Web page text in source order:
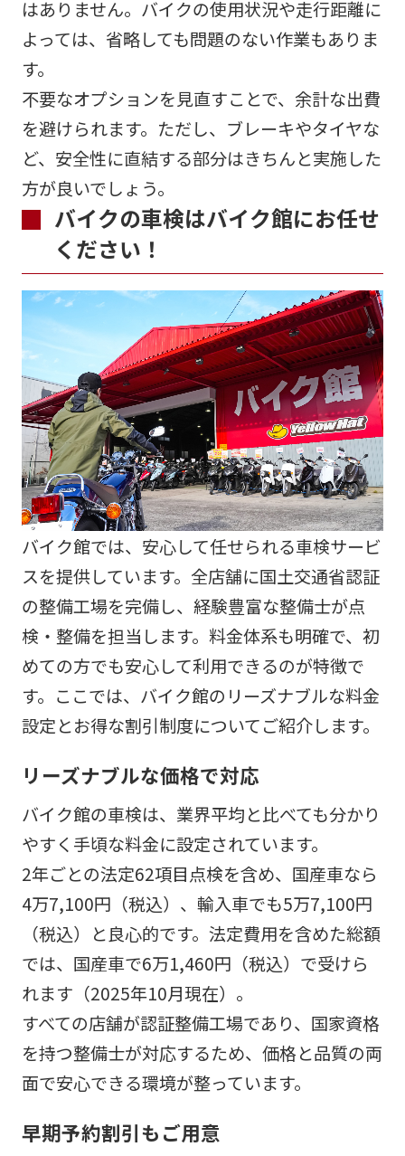
はありません。バイクの使用状況や走行距離に
よっては、省略しても問題のない作業もありま
す。
不要なオプションを見直すことで、余計な出費
を避けられます。ただし、ブレーキやタイヤな
ど、安全性に直結する部分はきちんと実施した
方が良いでしょう。
バイクの車検はバイク館にお任せ
ください！
バイク館では、安心して任せられる車検サービ
スを提供しています。全店舗に国土交通省認証
の整備工場を完備し、経験豊富な整備士が点
検・整備を担当します。料金体系も明確で、初
めての方でも安心して利用できるのが特徴で
す。ここでは、バイク館のリーズナブルな料金
設定とお得な割引制度についてご紹介します。
リーズナブルな価格で対応
バイク館の車検は、業界平均と比べても分かり
やすく手頃な料金に設定されています。
2年ごとの法定62項目点検を含め、国産車なら
4万7,100円（税込）、輸入車でも5万7,100円
（税込）と良心的です。法定費用を含めた総額
では、国産車で6万1,460円（税込）で受けら
れます（2025年10月現在）。
すべての店舗が認証整備工場であり、国家資格
を持つ整備士が対応するため、価格と品質の両
面で安心できる環境が整っています。
早期予約割引もご用意